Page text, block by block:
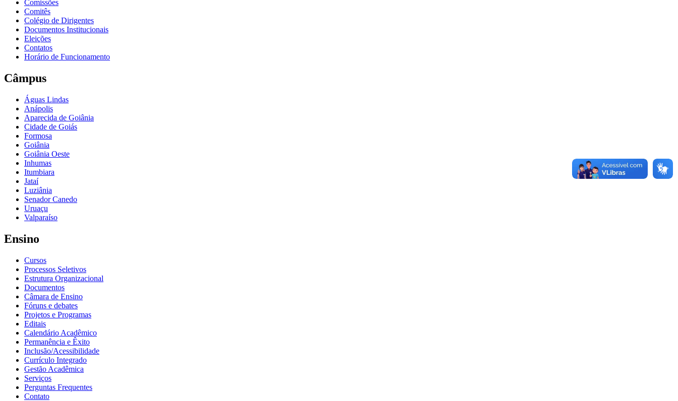
Comissões
Comitês
Colégio de Dirigentes
Documentos Institucionais
Eleições
Contatos
Horário de Funcionamento
Câmpus
Águas Lindas
Anápolis
Aparecida de Goiânia
Cidade de Goiás
Formosa
Goiânia
Goiânia Oeste
Inhumas
Itumbiara
Jataí
Luziânia
Senador Canedo
Uruaçu
Valparaíso
Ensino
Cursos
Processos Seletivos
Estrutura Organizacional
Documentos
Câmara de Ensino
Fóruns e debates
Projetos e Programas
Editais
Calendário Acadêmico
Permanência e Êxito
Inclusão/Acessibilidade
Currículo Integrado
Gestão Acadêmica
Serviços
Perguntas Frequentes
Contato